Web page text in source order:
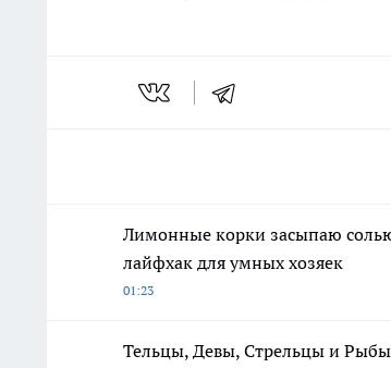
Лимонные корки засыпаю
лайфхак для умных хозяек
01:23
Тельцы, Девы, Стрельцы и Рыбы